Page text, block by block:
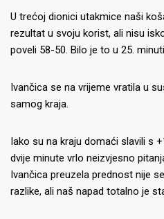
U trećoj dionici utakmice naši
rezultat u svoju korist, ali nisu
poveli 58-50. Bilo je to u 25.
Ivančica se na vrijeme vratila u
samog kraja.
Iako su na kraju domaći slavili s
dvije minute vrlo neizvjesno
Ivančica preuzela prednost nije
razlike, ali naš napad totalno je